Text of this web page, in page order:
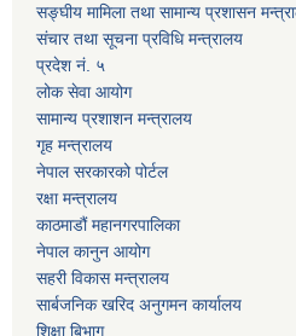
सङ्घीय मामिला तथा सामान्य प्रशासन
संचार तथा सूचना प्रविधि मन्त्रालय
प्रदेश नं. ५
लोक सेवा आयोग
सामान्य प्रशाशन मन्त्रालय
गृह मन्त्रालय
नेपाल सरकारको पोर्टल
रक्षा मन्त्रालय
काठमाडौं महानगरपालिका
नेपाल कानुन आयोग
सहरी विकास मन्त्रालय
सार्बजनिक खरिद अनुगमन कार्यालय
शिक्षा बिभाग